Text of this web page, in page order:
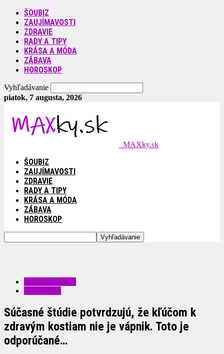
ŠOUBIZ
ZAUJÍMAVOSTI
ZDRAVIE
RADY A TIPY
KRÁSA A MÓDA
ZÁBAVA
HOROSKOP
Vyhľadávanie
piatok, 7 augusta, 2026
MAXky.sk
ŠOUBIZ
ZAUJÍMAVOSTI
ZDRAVIE
RADY A TIPY
KRÁSA A MÓDA
ZÁBAVA
HOROSKOP
Súčasné štúdie potvrdzujú, že kľúčom k
zdravým kostiam nie je vápnik. Toto je
odporúčané…